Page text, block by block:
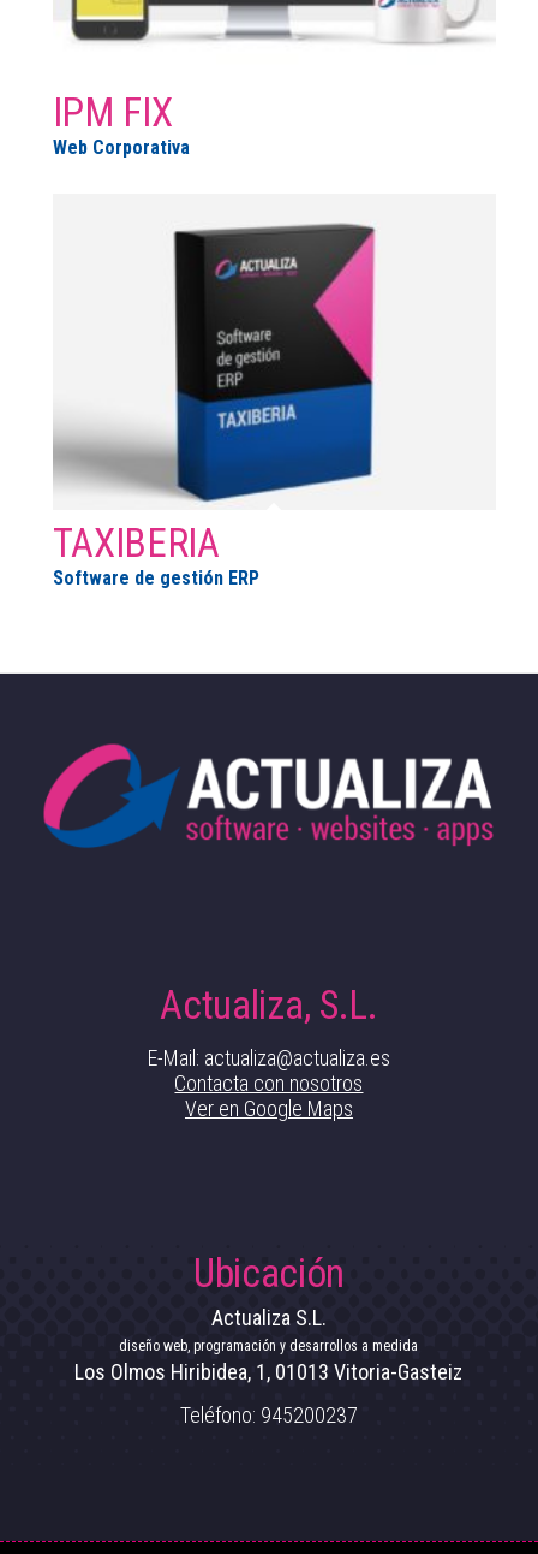
IPM FIX
Web Corporativa
TAXIBERIA
Software de gestión ERP
Actualiza, S.L.
E-Mail: actualiza@actualiza.es
Contacta con nosotros
Ver en Google Maps
Ubicación
Actualiza S.L.
diseño web, programación y desarrollos a medida
Los Olmos Hiribidea, 1, 01013 Vitoria-Gasteiz
Teléfono: 945200237